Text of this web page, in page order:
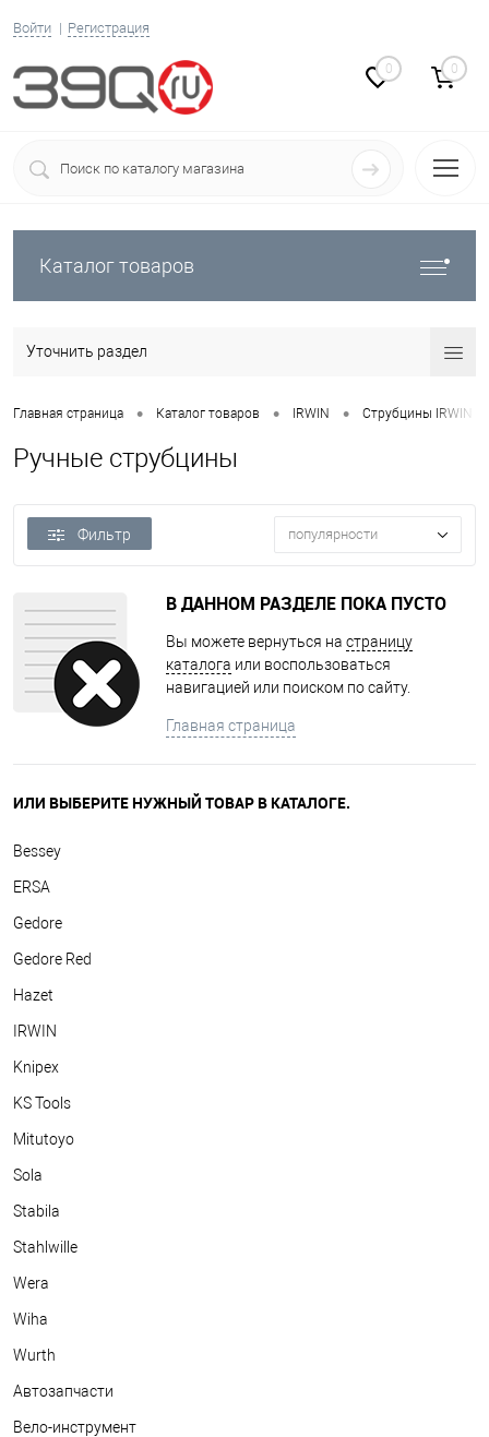
Войти Регистрация
0 0
Каталог товаров
Уточнить раздел
Главная страница • Каталог товаров • IRWIN • Струбцины IRWIN
Ручные струбцины
Фильтр популярности
В ДАННОМ РАЗДЕЛЕ ПОКА ПУСТО
Вы можете вернуться на страницу
каталога или воспользоваться
навигацией или поиском по сайту.
Главная страница
ИЛИ ВЫБЕРИТЕ НУЖНЫЙ ТОВАР В КАТАЛОГЕ.
Bessey
ERSA
Gedore
Gedore Red
Hazet
IRWIN
Knipex
KS Tools
Mitutoyo
Sola
Stabila
Stahlwille
Wera
Wiha
Wurth
Автозапчасти
Вело-инструмент